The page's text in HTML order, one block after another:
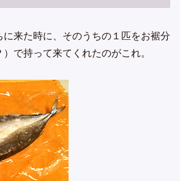
に来た時に、そのうちの１匹をお裾分
で持って来てくれたのがこれ。